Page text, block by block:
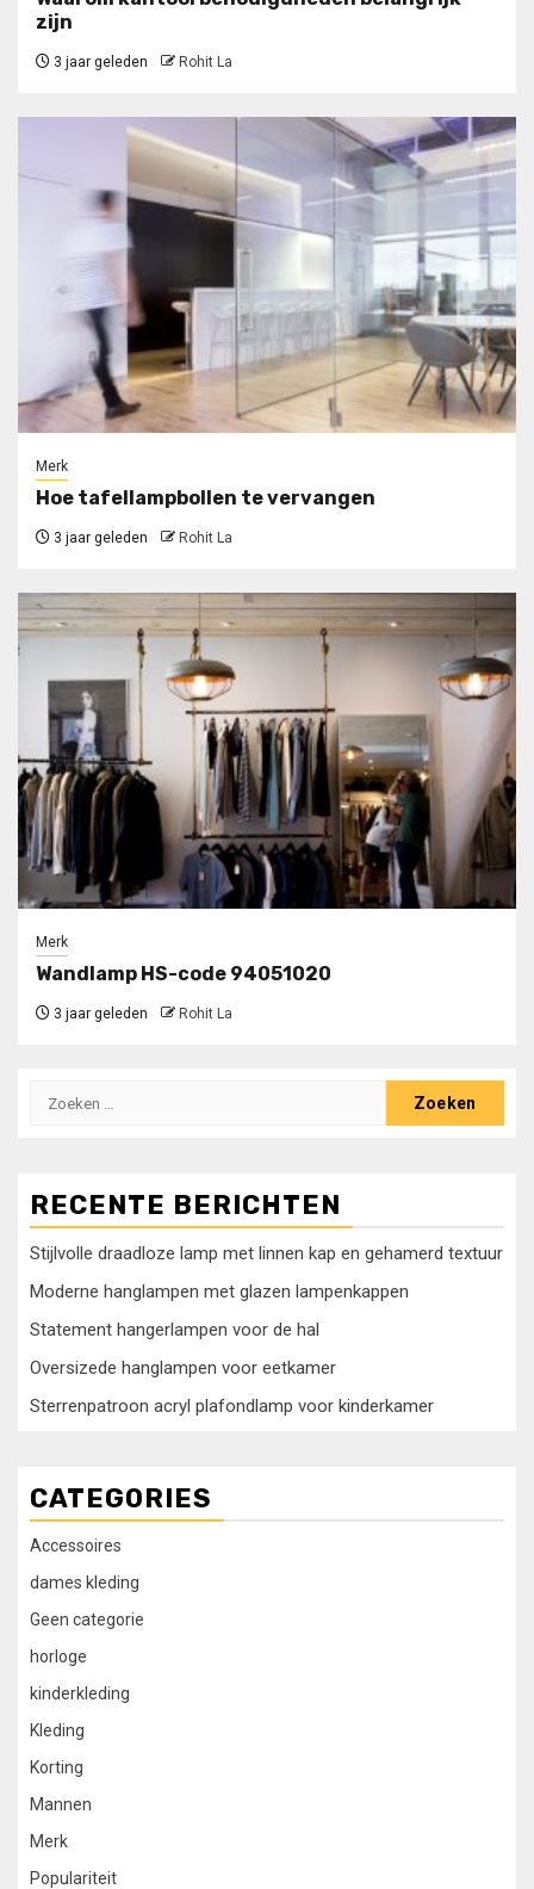
zijn
3 jaar geleden Rohit La
Merk
Hoe tafellampbollen te vervangen
3 jaar geleden Rohit La
Merk
Wandlamp HS-code 94051020
3 jaar geleden Rohit La
Zoeken
RECENTE BERICHTEN
Stijlvolle draadloze lamp met linnen kap en gehamerd textuur
Moderne hanglampen met glazen lampenkappen
Statement hangerlampen voor de hal
Oversizede hanglampen voor eetkamer
Sterrenpatroon acryl plafondlamp voor kinderkamer
CATEGORIES
Accessoires
dames kleding
Geen categorie
horloge
kinderkleding
Kleding
Korting
Mannen
Merk
Populariteit